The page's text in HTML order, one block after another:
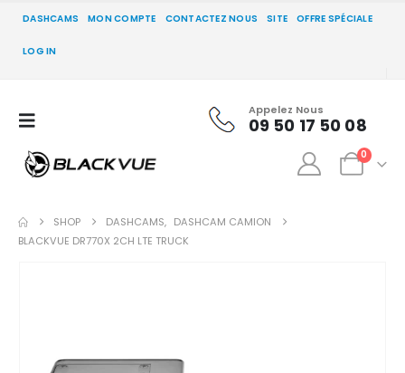
DASHCAMS MON COMPTE CONTACTEZ NOUS SITE OFFRE SPÉCIALE
LOG IN
Appelez Nous
09 50 17 50 08
0
SHOP DASHCAMS, DASHCAM CAMION
BLACKVUE DR770X 2CH LTE TRUCK